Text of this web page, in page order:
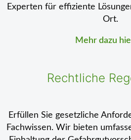
Experten für effiziente
Ort.
Mehr dazu
Rechtliche
Erfüllen Sie gesetzliche
Fachwissen. Wir bieten